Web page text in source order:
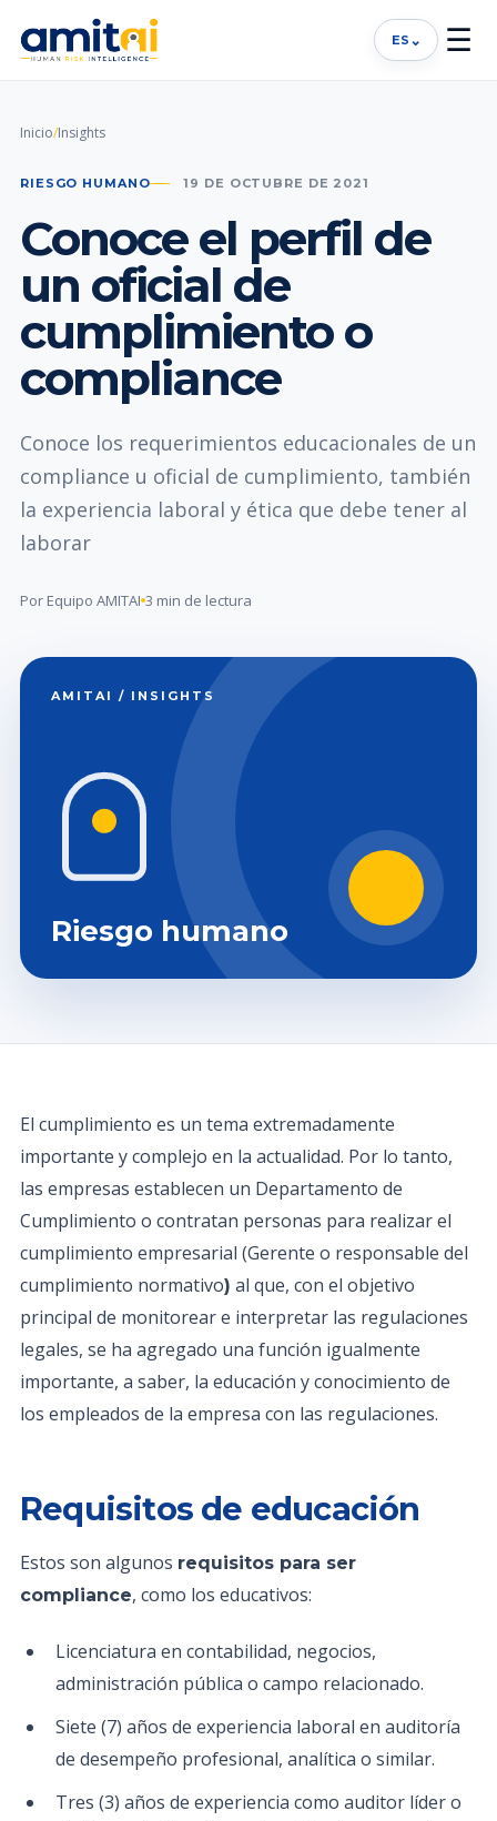
ES ⌄ ☰
Inicio/Insights
RIESGO HUMANO 19 DE OCTUBRE DE 2021
Conoce el perfil de
un oficial de
cumplimiento o
compliance
Conoce los requerimientos educacionales de un
compliance u oficial de cumplimiento, también
la experiencia laboral y ética que debe tener al
laborar
Por Equipo AMITAI 3 min de lectura
AMITAI / INSIGHTS
Riesgo humano
El cumplimiento es un tema extremadamente
importante y complejo en la actualidad. Por lo tanto,
las empresas establecen un Departamento de
Cumplimiento o contratan personas para realizar el
cumplimiento empresarial (Gerente o responsable del
cumplimiento normativo) al que, con el objetivo
principal de monitorear e interpretar las regulaciones
legales, se ha agregado una función igualmente
importante, a saber, la educación y conocimiento de
los empleados de la empresa con las regulaciones.
Requisitos de educación
Estos son algunos requisitos para ser
compliance, como los educativos:
Licenciatura en contabilidad, negocios,
administración pública o campo relacionado.
Siete (7) años de experiencia laboral en auditoría
de desempeño profesional, analítica o similar.
Tres (3) años de experiencia como auditor líder o